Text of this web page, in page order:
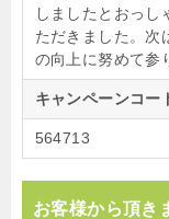
しましたとおっ
ただきました。次
の向上に努めて参
キャンペーンコー
564713
お客様から頂き